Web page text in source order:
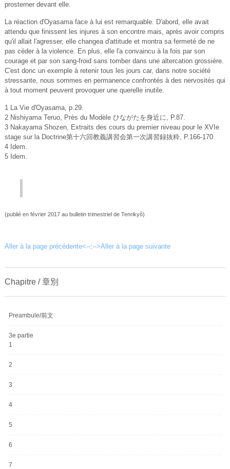
prosterner devant elle.
La réaction d'Oyasama face à lui est remarquable. D'abord, elle avait
attendu que finissent les injures à son encontre mais, après avoir compris
qu'il allait l'agresser, elle changea d'attitude et montra sa fermeté de ne
pas céder à la violence. En plus, elle l'a convaincu à la fois par son
courage et par son sang-froid sans tomber dans une altercation grossière.
C'est donc un exemple à retenir tous les jours car, dans notre société
stressante, nous sommes en permanence confrontés à des nervosités qui
à tout moment peuvent provoquer une querelle inutile.
1 La Vie d'Oyasama, p.29.
2 Nishiyama Teruo, Près du Modèle ひながたを身近に, P.87.
3 Nakayama Shozen, Extraits des cours du premier niveau pour le XVIe
stage sur la Doctrine第十六回教義講習会第一次講習録抜粋, P.166-170
4 Idem.
5 Idem.
(publié en février 2017 au bulletin trimestriel de Tenrikyô)
Aller à la page précédente<--:-->Aller à la page suivante
Chapitre / 章別
Preambule/前文
3e partie
1
2
3
4
5
6
7